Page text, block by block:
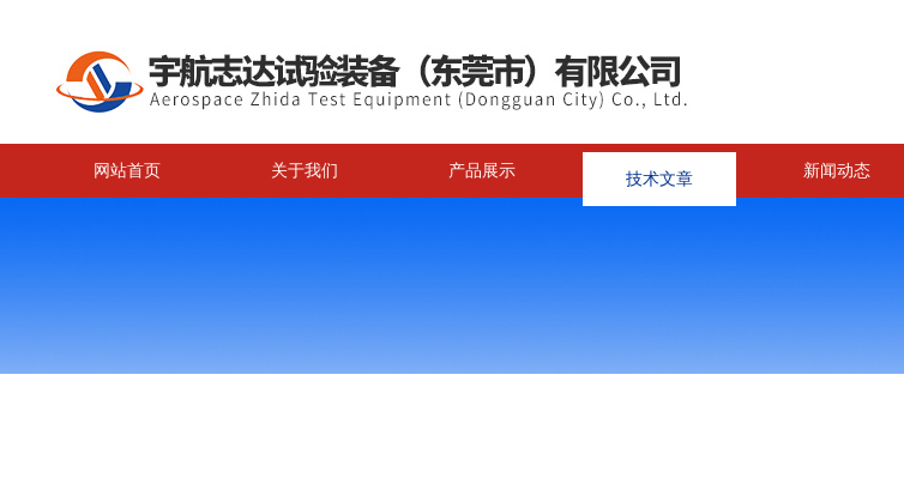
网站首页 关于我们 产品展示 技术文章 新闻动态